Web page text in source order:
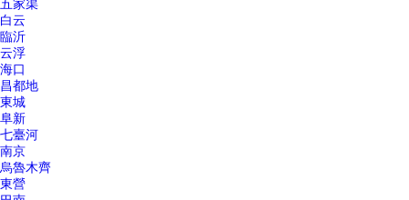
五家渠
白云
臨沂
云浮
海口
昌都地
東城
阜新
七臺河
南京
烏魯木齊
東營